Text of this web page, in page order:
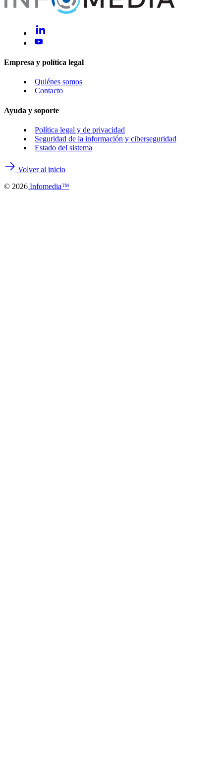
Empresa y política legal
Quiénes somos
Contacto
Ayuda y soporte
Política legal y de privacidad
Seguridad de la información y ciberseguridad
Estado del sistema
Volver al inicio
© 2026 Infomedia™